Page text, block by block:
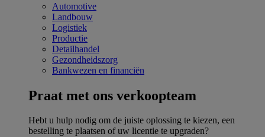
Automotive
Landbouw
Logistiek
Productie
Detailhandel
Gezondheidszorg
Bankwezen en financiën
Praat met ons verkoopteam
Hebt u hulp nodig om de juiste oplossing te kiezen, een
bestelling te plaatsen of uw licentie te upgraden?